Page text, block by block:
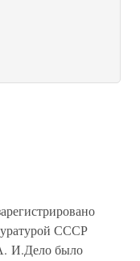
СССР
И.Дело было